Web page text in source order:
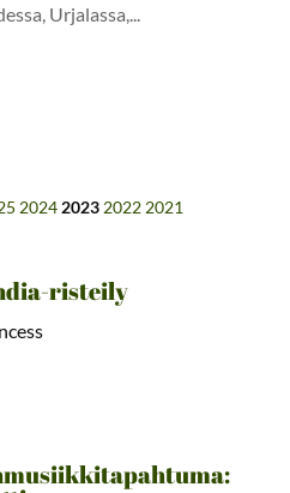
Urjalassa,...
2024 2023 2022 2021
risteily